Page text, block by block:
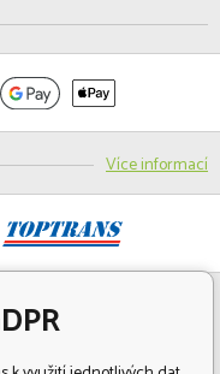
Více informací